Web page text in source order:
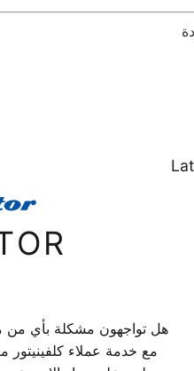
هل تواجهون مشكلة بأي من
مع خدمة عملاء